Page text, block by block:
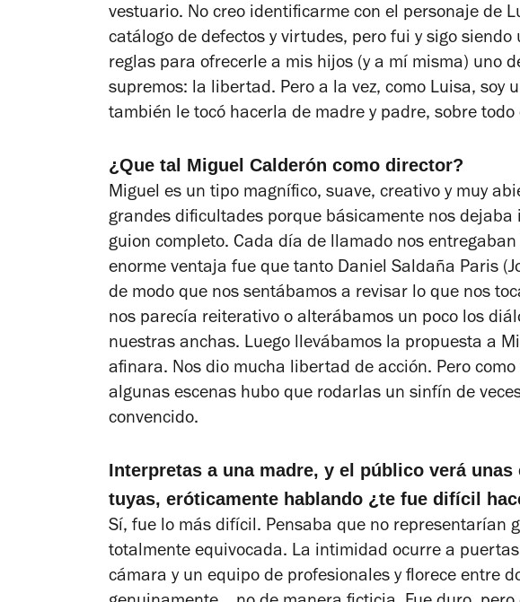
vestuario. No creo identificarme con el personaje de
catálogo de defectos y virtudes, pero fui y sigo
reglas para ofrecerle a mis hijos (y a mí misma) uno
supremos: la libertad. Pero a la vez, como Luisa, soy
también le tocó hacerla de madre y padre, sobre todo
¿Que tal Miguel Calderón como director?
Miguel es un tipo magnífico, suave, creativo y muy
grandes dificultades porque básicamente nos dejaba
guion completo. Cada día de llamado nos
enorme ventaja fue que tanto Daniel Saldaña Paris
de modo que nos sentábamos a revisar lo que nos
nos parecía reiterativo o alterábamos un poco los
nuestras anchas. Luego llevábamos la propuesta a
afinara. Nos dio mucha libertad de acción. Pero
algunas escenas hubo que rodarlas un sinfín de
convencido.
Interpretas a una madre, y el público verá
tuyas, eróticamente hablando ¿te fue difícil
Sí, fue lo más difícil. Pensaba que no representarían
totalmente equivocada. La intimidad ocurre a
cámara y un equipo de profesionales y florece entre